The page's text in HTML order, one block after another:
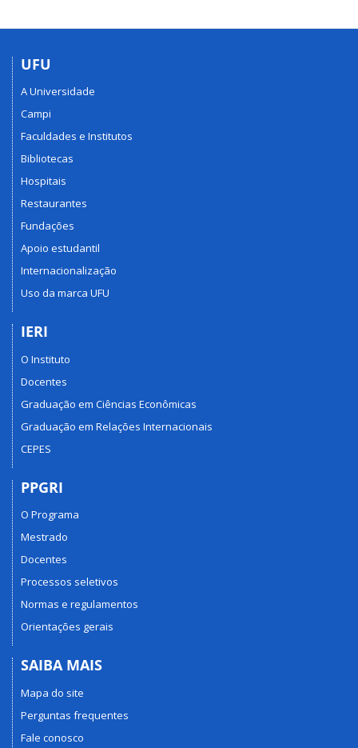
UFU
A Universidade
Campi
Faculdades e Institutos
Bibliotecas
Hospitais
Restaurantes
Fundações
Apoio estudantil
Internacionalização
Uso da marca UFU
IERI
O Instituto
Docentes
Graduação em Ciências Econômicas
Graduação em Relações Internacionais
CEPES
PPGRI
O Programa
Mestrado
Docentes
Processos seletivos
Normas e regulamentos
Orientações gerais
SAIBA MAIS
Mapa do site
Perguntas frequentes
Fale conosco